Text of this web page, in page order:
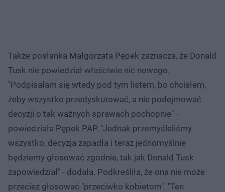
Także posłanka Małgorzata Pępek zaznacza, że Donald
Tusk nie powiedział właściwie nic nowego.
"Podpisałam się wtedy pod tym listem, bo chciałem,
żeby wszystko przedyskutować, a nie podejmować
decyzji o tak ważnych sprawach pochopnie" -
powiedziała Pępek PAP. "Jednak przemyśleliśmy
wszystko, decyzja zapadła i teraz jednomyślnie
będziemy głosować zgodnie, tak jak Donald Tusk
zapowiedział" - dodała. Podkreśliła, że ona nie może
przecież głosować "przeciwko kobietom". "Ten